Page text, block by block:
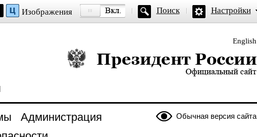
Изображения Поиск Настройки
English
Президент России — официальный сайт
Обычная версия сайта
Администрация